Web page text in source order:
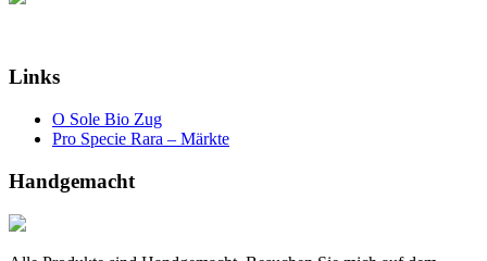
Links
O Sole Bio Zug
Pro Specie Rara – Märkte
Handgemacht